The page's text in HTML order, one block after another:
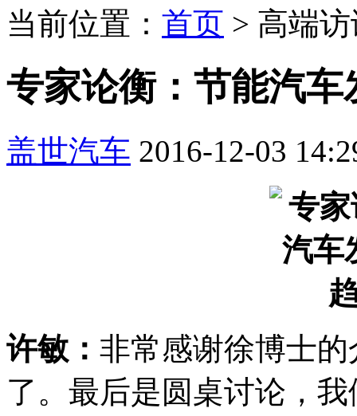
当前位置： 首页 > 高端
专家论衡：节能汽
盖世汽车 2016-12-03
许敏： 非常感谢徐博士
了。最后是圆桌讨论，